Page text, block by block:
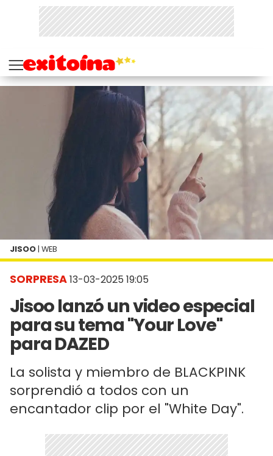
SORPRESA13-03-2025 19:05
Jisoo lanzó un video especial
para su tema "Your Love"
para DAZED
La solista y miembro de BLACKPINK
sorprendió a todos con un
encantador clip por el "White Day".
JISOO | WEB